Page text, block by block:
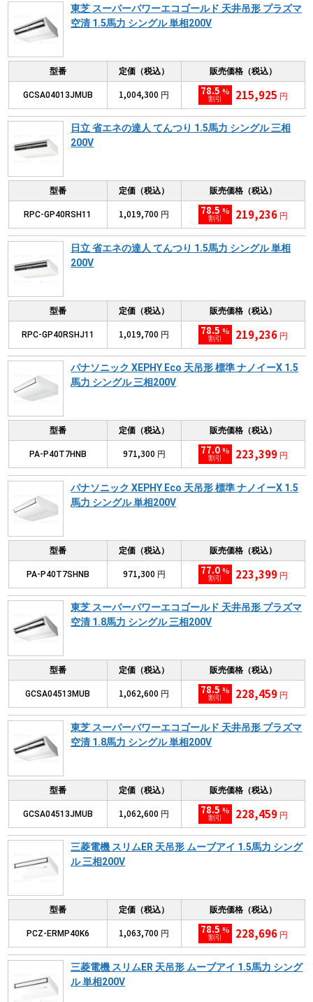
東芝 スーパーパワーエコゴールド 天井吊形 プラズマ
空清 1.5馬力 シングル 単相200V
型番 定価（税込） 販売価格（税込）
GCSA04013JMUB 1,004,300 円 78.5 %
割引 215,925 円
日立 省エネの達人 てんつり 1.5馬力 シングル 三相
200V
型番 定価（税込） 販売価格（税込）
RPC-GP40RSH11 1,019,700 円 78.5 %
割引 219,236 円
日立 省エネの達人 てんつり 1.5馬力 シングル 単相
200V
型番 定価（税込） 販売価格（税込）
RPC-GP40RSHJ11 1,019,700 円 78.5 %
割引 219,236 円
パナソニック XEPHY Eco 天吊形 標準 ナノイーX 1.5
馬力 シングル 三相200V
型番 定価（税込） 販売価格（税込）
PA-P40T7HNB 971,300 円 77.0 %
割引 223,399 円
パナソニック XEPHY Eco 天吊形 標準 ナノイーX 1.5
馬力 シングル 単相200V
型番 定価（税込） 販売価格（税込）
PA-P40T7SHNB 971,300 円 77.0 %
割引 223,399 円
東芝 スーパーパワーエコゴールド 天井吊形 プラズマ
空清 1.8馬力 シングル 三相200V
型番 定価（税込） 販売価格（税込）
GCSA04513MUB 1,062,600 円 78.5 %
割引 228,459 円
東芝 スーパーパワーエコゴールド 天井吊形 プラズマ
空清 1.8馬力 シングル 単相200V
型番 定価（税込） 販売価格（税込）
GCSA04513JMUB 1,062,600 円 78.5 %
割引 228,459 円
三菱電機 スリムER 天吊形 ムーブアイ 1.5馬力 シング
ル 三相200V
型番 定価（税込） 販売価格（税込）
PCZ-ERMP40K6 1,063,700 円 78.5 %
割引 228,696 円
三菱電機 スリムER 天吊形 ムーブアイ 1.5馬力 シング
ル 単相200V